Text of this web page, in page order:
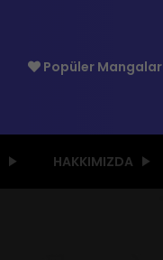
Popüler Mangalar
HAKKIMIZDA